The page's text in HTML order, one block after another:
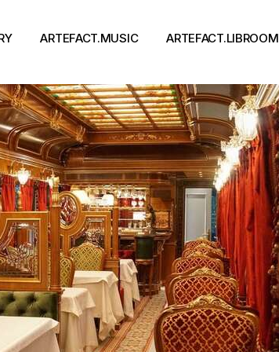
ARTEFACT.MUSIC
Виконавці
Альбоми
Концерти
ARTEFACT.LIBROOM
Книги
Письменники
Події